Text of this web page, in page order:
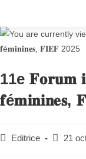
11e 𝐅𝐨𝐫𝐮𝐦
𝐟é𝐦𝐢𝐧𝐢𝐧𝐞𝐬,
Editrice 21